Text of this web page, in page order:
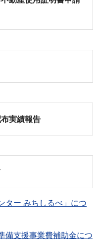
実績報告
ター みちしるべ」につ
備支援事業費補助金につ